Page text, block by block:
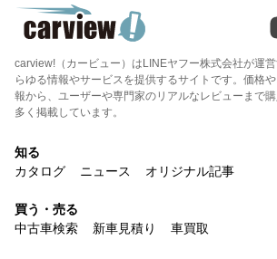
carview!（カービュー）はLINEヤフー株式会社が運
らゆる情報やサービスを提供するサイトです。価格
報から、ユーザーや専門家のリアルなレビューまで
多く掲載しています。
知る
カタログ
ニュース オリジナル記事
買う・売る
中古車検索
新車見積り 車買取